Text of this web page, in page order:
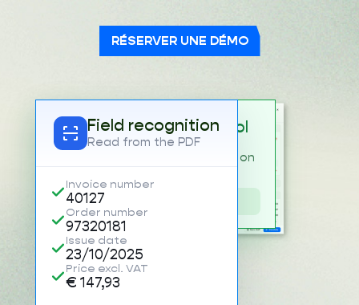
RÉSERVER UNE DÉMO
Reachable via Peppol
is registered on
0208:1016764193
Field recognition
Read from the PDF
Invoice number
40127
Order number
97320181
Issue date
23/10/2025
Price excl. VAT
€ 147,93